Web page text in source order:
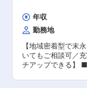
の保全を担当して
など機械保全業務
ただきます。 ■配属部門について： 兼務にて保
全業務を担当して
グループ：２名 ・
プ：２名 ■特徴： ◇◆特徴（1）『住友電工（親
会社）からの支援
住友電工の高い専
支援・指導を得な
年収
勤務地
【地域密着型で末
いてもご相談可／
チアップできる】